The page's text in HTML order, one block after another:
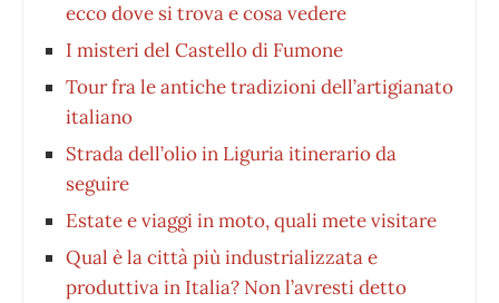
ecco dove si trova e cosa vedere
I misteri del Castello di Fumone
Tour fra le antiche tradizioni dell’artigianato
italiano
Strada dell’olio in Liguria itinerario da
seguire
Estate e viaggi in moto, quali mete visitare
Qual è la città più industrializzata e
produttiva in Italia? Non l’avresti detto